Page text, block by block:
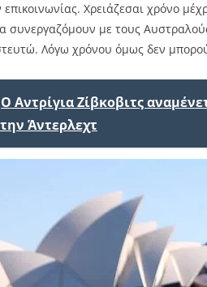
Χρειάζεσαι χρόνο
συνεργαζόμουν με τους
Λόγω χρόνου όμως δεν
Ο Αντρίγια Ζίβκοβιτς
Άντερλεχτ